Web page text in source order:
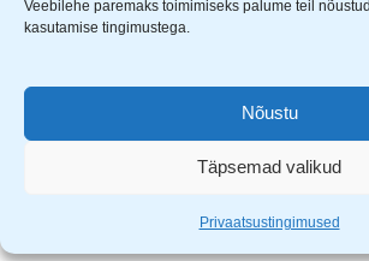
Veebilehe paremaks toimimiseks palume teil
kasutamise tingimustega.
Nõustu
Täpsemad valikud
Privaatsustingimused
King Hoffsöögiriistade oranisaator lauale
Sobib enamik standard köökidesse
Mõõdud: 31.5 x 43 x 5cm